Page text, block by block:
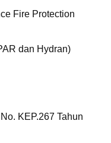
Fire Protection
dan Hydran)
KEP.267 Tahun